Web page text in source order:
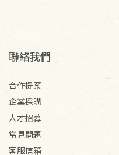
聯絡我們
合作提案
企業採購
人才招募
常見問題
客服信箱